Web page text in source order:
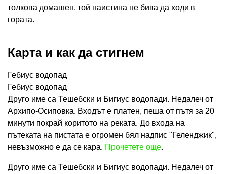
толкова домашен, той наистина не бива да ходи в
гората.
Карта и как да стигнем
Гебиус водопад
Гебиус водопад
Друго име са Тешебски и Бигиус водопади. Недалеч от
Архипо-Осиповка. Входът е платен, пеша от пътя за 20
минути покрай коритото на реката. До входа на
пътеката на пистата е огромен бял надпис "Геленджик",
невъзможно е да се кара. Прочетете още.
Друго име са Тешебски и Бигиус водопади. Недалеч от